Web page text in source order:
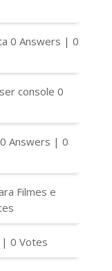
0 Answers | 0
console 0
0 Answers | 0
Filmes e
| 0 Votes